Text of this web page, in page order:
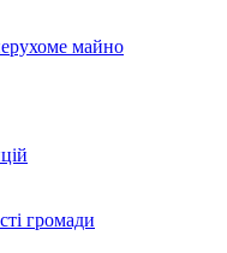
майно
громади